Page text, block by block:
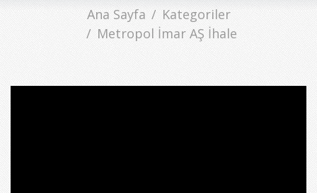
Ana Sayfa
Kategoriler
Metropol İmar AŞ İhale